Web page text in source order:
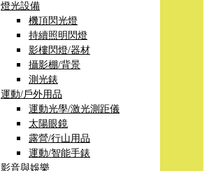
燈光設備
機頂閃光燈
持續照明閃燈
影樓閃燈/器材
攝影棚/背景
測光錶
運動/戶外用品
運動光學/激光測距儀
太陽眼鏡
露營/行山用品
運動/智能手錶
影音與娛樂